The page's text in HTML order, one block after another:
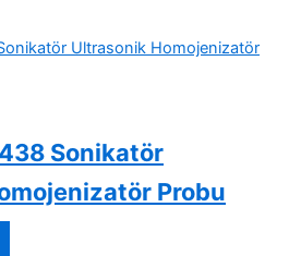
Sonikatör
Probu